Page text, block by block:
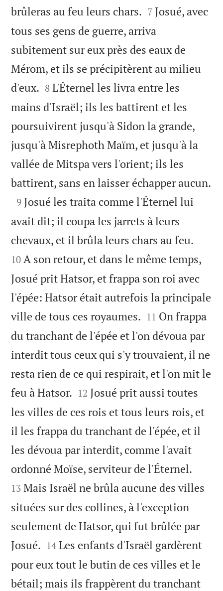
brûleras au feu leurs chars. 

7 Josué, avec
tous ses gens de guerre, arriva
subitement sur eux près des eaux de
Mérom, et ils se précipitèrent au milieu
d'eux. 

8 L'Éternel les livra entre les
mains d'Israël; ils les battirent et les
poursuivirent jusqu'à Sidon la grande,
jusqu'à Misrephoth Maïm, et jusqu'à la
vallée de Mitspa vers l'orient; ils les
battirent, sans en laisser échapper aucun.

9 Josué les traita comme l'Éternel lui
avait dit; il coupa les jarrets à leurs
chevaux, et il brûla leurs chars au feu.
10 A son retour, et dans le même temps,
Josué prit Hatsor, et frappa son roi avec
l'épée: Hatsor était autrefois la principale
ville de tous ces royaumes. 

11 On frappa
du tranchant de l'épée et l'on dévoua par
interdit tous ceux qui s'y trouvaient, il ne
resta rien de ce qui respirait, et l'on mit le
feu à Hatsor. 

12 Josué prit aussi toutes
les villes de ces rois et tous leurs rois, et
il les frappa du tranchant de l'épée, et il
les dévoua par interdit, comme l'avait
ordonné Moïse, serviteur de l'Éternel.
13 Mais Israël ne brûla aucune des villes
situées sur des collines, à l'exception
seulement de Hatsor, qui fut brûlée par
Josué. 

14 Les enfants d'Israël gardèrent
pour eux tout le butin de ces villes et le
bétail; mais ils frappèrent du tranchant